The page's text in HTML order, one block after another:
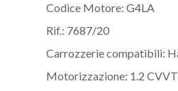
Codice Motore: G4LA
Rif.: 7687/20
Carrozzerie compatibili:
Motorizzazione: 1.2